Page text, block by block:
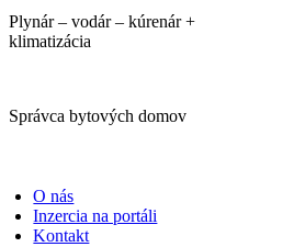
Plynár – vodár – kúrenár +
klimatizácia
Správca bytových domov
O nás
Inzercia na portáli
Kontakt